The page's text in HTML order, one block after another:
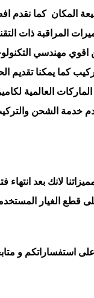
المكان كما نقدم
المراقبة ذات
مهندسي
كما يمكنا
العالمية
خدمة الشحن
لانك بعد
استفساراتكم و